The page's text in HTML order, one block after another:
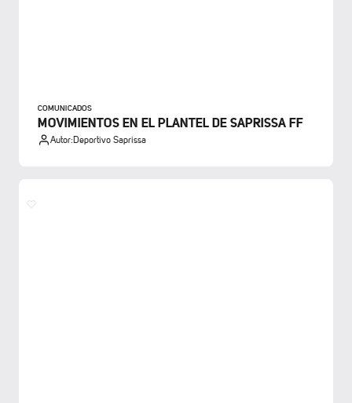
COMUNICADOS
MOVIMIENTOS EN EL PLANTEL DE SAPRISSA FF
Autor:Deportivo Saprissa